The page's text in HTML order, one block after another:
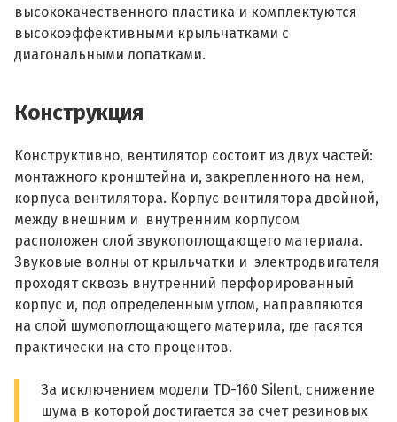
высококачественного пластика и комплектуются
высокоэффективными крыльчатками с
диагональными лопатками.
Конструкция
Конструктивно, вентилятор состоит из двух частей:
монтажного кронштейна и, закрепленного на нем,
корпуса вентилятора. Корпус вентилятора двойной,
между внешним и внутренним корпусом
расположен слой звукопоглощающего материала.
Звуковые волны от крыльчатки и электродвигателя
проходят сквозь внутренний перфорированный
корпус и, под определенным углом, направляются
на слой шумопоглощающего материла, где гасятся
практически на сто процентов.
За исключением модели TD-160 Silent, снижение
шума в которой достигается за счет резиновых